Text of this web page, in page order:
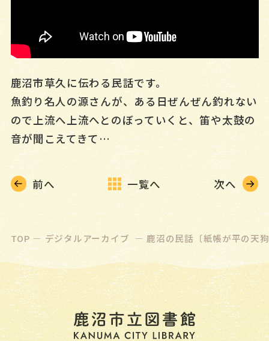
マイページ
かんたん検索
新着資料情報
栃木県内図書館横断検索
お知らせ NEWS
イベント EVENT
カレンダー CALENDAR
施設案内 FACILITY
ご利用案内 GUIDE
寄贈について
鹿沼市草久に伝わる民話です。
魚釣り名人の源さんが、ある日ぜんぜん釣れない
ので上流へ上流へとのぼっていくと、笛や太鼓の
音が聞こえてきて…
前へ 一覧へ 次へ
TOP デジタルアーカイブ 鹿沼の民話〔紙帳が平の天